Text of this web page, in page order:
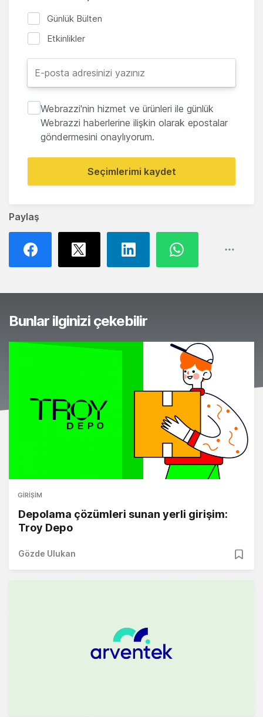
Paylaş
Günlük Bülten
Etkinlikler
Webrazzi'nin hizmet ve ürünleri ile günlük
Webrazzi haberlerine ilişkin olarak epostalar
göndermesini onaylıyorum.
Seçimlerimi kaydet
Bunlar ilginizi çekebilir
GIRIŞIM
Depolama çözümleri sunan yerli girişim:
Troy Depo
Gözde Ulukan